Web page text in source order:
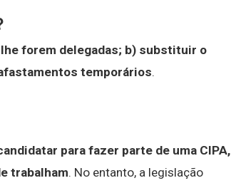
forem delegadas; b) substituir o
temporários.
para fazer parte de uma CIPA,
trabalham. No entanto, a legislação